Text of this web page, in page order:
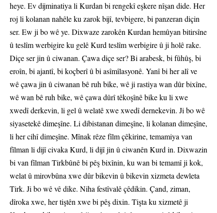
heye. Ev dijminatiya li Kurdan bi rengekî eşkere nîşan dide. Her
roj li kolanan nahêle ku zarok bijî, tevbigere, bi panzeran diçin
ser. Ew ji bo wê ye. Dixwaze zarokên Kurdan hemûyan bitirsîne
û teslîm werbigire ku gelê Kurd teslîm werbigire û ji holê rake.
Diçe ser jin û ciwanan. Çawa diçe ser? Bi arabesk, bi fûhûş, bi
eroîn, bi ajantî, bi koçberî û bi asîmîlasyonê. Yanî bi her alî ve
wê çawa jin û ciwanan bê ruh bike, wê ji rastiya wan dûr bixîne,
wê wan bê ruh bike, wê çawa dûrî têkoşînê bike ku li xwe
xwedî derkevin, li gel û welatê xwe xwedî dernekevin. Ji bo wê
siyasetekê dimeşîne. Li dibistanan dimeşîne, li kolanan dimeşîne,
li her cihî dimeşîne. Mînak rêze fîlm çêkirine, temamiya van
fîlman li dijî civaka Kurd, li dijî jin û ciwanên Kurd in. Dixwazin
bi van fîlman Tirkbûnê bi pêş bixînin, ku wan bi temamî ji kok,
welat û mirovbûna xwe dûr bikevin û bikevin xizmeta dewleta
Tirk. Ji bo wê vê dike. Niha festîvalê çêdikin. Çand, ziman,
dîroka xwe, her tiştên xwe bi pêş dixin. Tişta ku xizmetê ji